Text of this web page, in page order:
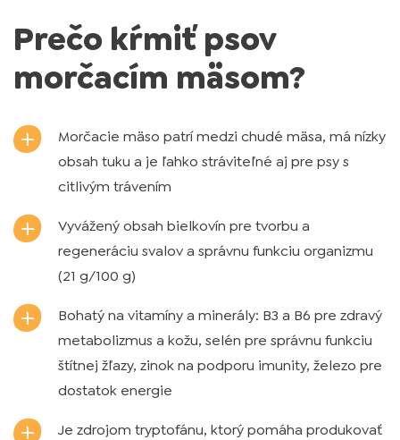
Prečo kŕmiť psov
morčacím mäsom?
Morčacie mäso patrí medzi chudé mäsa, má nízky
obsah tuku a je ľahko stráviteľné aj pre psy s
citlivým trávením
Vyvážený obsah bielkovín pre tvorbu a
regeneráciu svalov a správnu funkciu organizmu
(21 g/100 g)
Bohatý na vitamíny a minerály: B3 a B6 pre zdravý
metabolizmus a kožu, selén pre správnu funkciu
štítnej žľazy, zinok na podporu imunity, železo pre
dostatok energie
Je zdrojom tryptofánu, ktorý pomáha produkovať